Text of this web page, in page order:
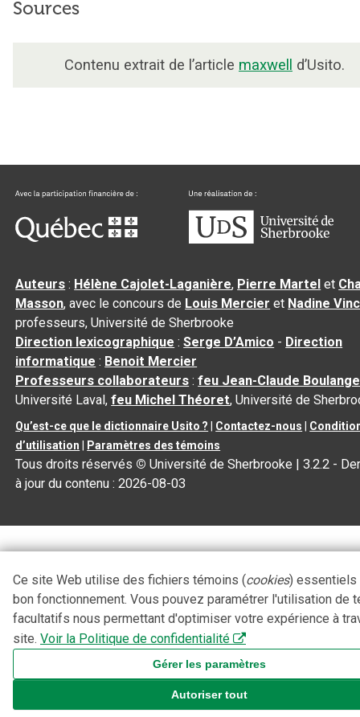
Sources
Contenu extrait de l’article maxwell d’Usito.
Auteurs : Hélène Cajolet-Laganière, Pierre Martel et
Masson, avec le concours de Louis Mercier et Nadine
professeurs, Université de Sherbrooke
Direction lexicographique :Serge D’Amico - Direction
informatique : Benoit Mercier
Professeurs collaborateurs :feu Jean-Claude
Université Laval,feu Michel Théoret, Université de
Qu’est-ce que le dictionnaire Usito ? Contactez-nous
d’utilisation
Paramètres des témoins
Tous droits réservés © Université de Sherbrooke |3.2.2 -
à jour du contenu :2026-08-03
Ce site Web utilise des fichiers témoins (cookies) essentiels
bon fonctionnement. Vous pouvez paramétrer l'utilisation de
facultatifs nous permettant d'optimiser votre expérience à
site. Voir la Politique de confidentialité
Gérer les paramètres
Autoriser tout